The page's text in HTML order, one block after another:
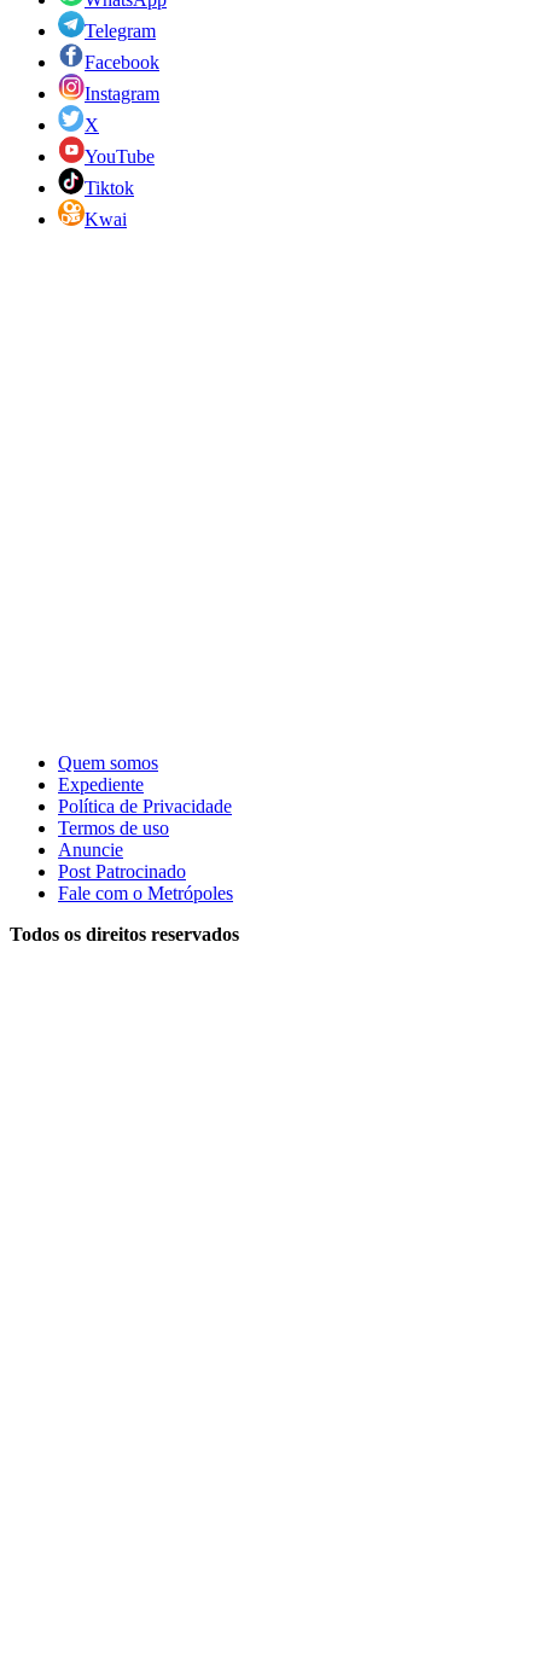
Telegram
Facebook
Instagram
X
YouTube
Tiktok
Kwai
Quem somos
Expediente
Política de Privacidade
Termos de uso
Anuncie
Post Patrocinado
Fale com o Metrópoles
Todos os direitos reservados